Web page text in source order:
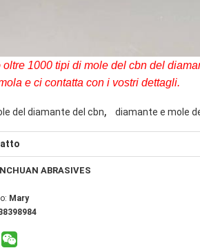
oltre 1000 tipi di mole del cbn del
e ci contatta con i vostri dettagli.
del diamante del cbn, diamante e mole
ABRASIVES
Mary